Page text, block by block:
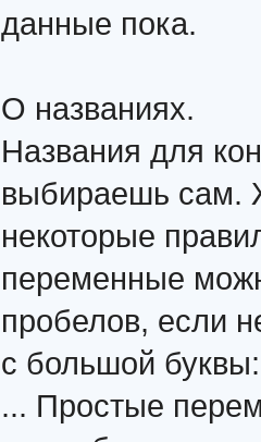
данные пока.
О названиях.
Названия для
выбираешь сам.
некоторые
переменные
пробелов, если
с большой
... Простые